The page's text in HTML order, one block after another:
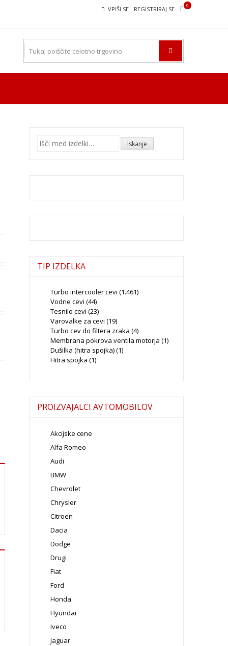
VPIŠI SE REGISTRIRAJ SE
0
Išči: Iskanje
TIP IZDELKA
Turbo intercooler cevi (1.461)
Vodne cevi (44)
Tesnilo cevi (23)
Varovalke za cevi (19)
Turbo cev do filtera zraka (4)
Membrana pokrova ventila motorja (1)
Dušilka (hitra spojka)(1)
Hitra spojka (1)
PROIZVAJALCI AVTOMOBILOV
Akcijske cene
Alfa Romeo
Audi
BMW
Chevrolet
Chrysler
Citroen
Dacia
Dodge
Drugi
Fiat
Ford
Honda
Hyundai
Iveco
Jaguar